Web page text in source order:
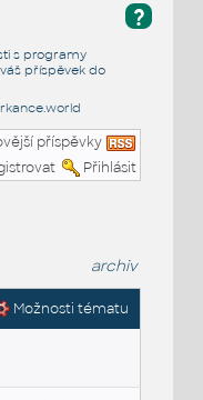
?
s programy
příspěvek do
příspěvky
Přihlásit
archiv
Možnosti tématu